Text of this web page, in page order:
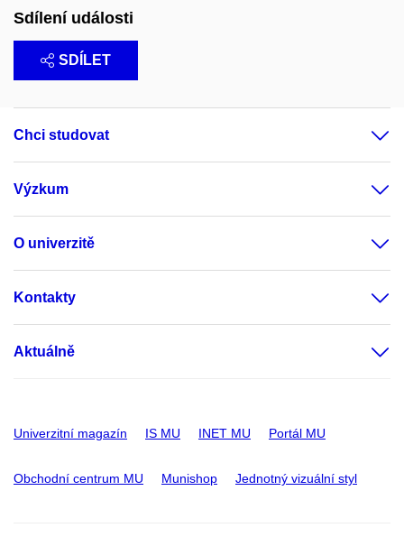
Sdílení události
SDÍLET
Chci studovat
Výzkum
O univerzitě
Kontakty
Aktuálně
Univerzitní magazín IS MU INET MU Portál MU
Obchodní centrum MU Munishop Jednotný vizuální styl